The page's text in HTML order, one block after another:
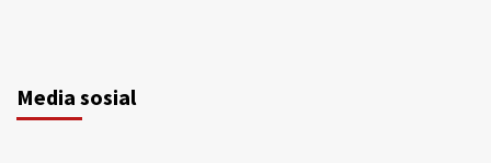
Media sosial